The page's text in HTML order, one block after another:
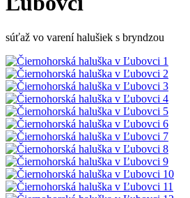
súťaž vo varení halušiek s bryndzou